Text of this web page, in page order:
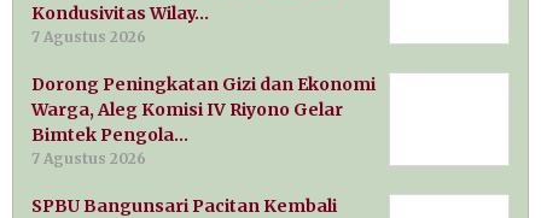
Kondusivitas Wilay…
7 Agustus 2026
Dorong Peningkatan Gizi dan Ekonomi
Warga, Aleg Komisi IV Riyono Gelar
Bimtek Pengola…
7 Agustus 2026
SPBU Bangunsari Pacitan Kembali